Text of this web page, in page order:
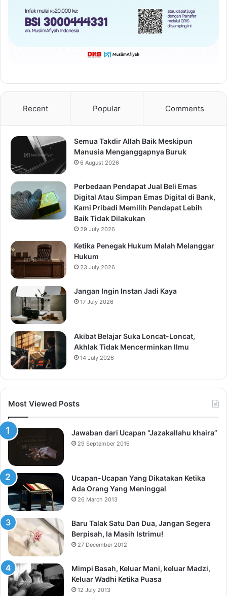
Recent Popular Comments
Semua Takdir Allah Baik Meskipun
Manusia Menganggapnya Buruk
6 August 2026
Perbedaan Pendapat Jual Beli Emas
Digital Atau Simpan Emas Digital di Bank,
Kami Pribadi Memilih Pendapat Lebih
Baik Tidak Dilakukan
29 July 2026
Ketika Penegak Hukum Malah Melanggar
Hukum
23 July 2026
Jangan Ingin Instan Jadi Kaya
17 July 2026
Akibat Belajar Suka Loncat-Loncat,
Akhlak Tidak Mencerminkan Ilmu
14 July 2026
Most Viewed Posts
Jawaban dari Ucapan “Jazakallahu khaira”
29 September 2016
Ucapan-Ucapan Yang Dikatakan Ketika
Ada Orang Yang Meninggal
26 March 2013
Baru Talak Satu Dan Dua, Jangan Segera
Berpisah, Ia Masih Istrimu!
27 December 2012
Mimpi Basah, Keluar Mani, keluar Madzi,
Keluar Wadhi Ketika Puasa
12 July 2013